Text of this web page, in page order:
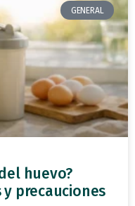
GENERAL
huevo?
y precauciones